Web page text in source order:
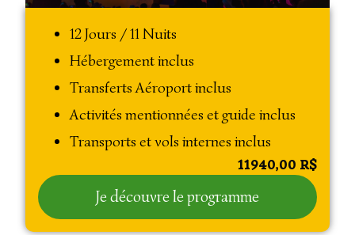
12 Jours / 11 Nuits
Hébergement inclus
Transferts Aéroport inclus
Activités mentionnées et guide inclus
Transports et vols internes inclus
11940,00 R$
Je découvre le programme